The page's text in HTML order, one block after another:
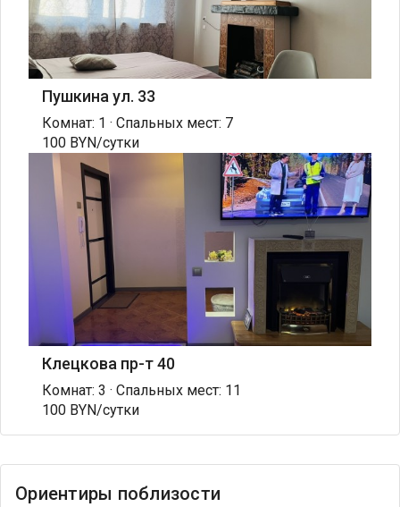
Пушкина ул. 33
Комнат: 1 · Спальных мест: 7
100 BYN/сутки
Клецкова пр-т 40
Комнат: 3 · Спальных мест: 11
100 BYN/сутки
Ориентиры поблизости